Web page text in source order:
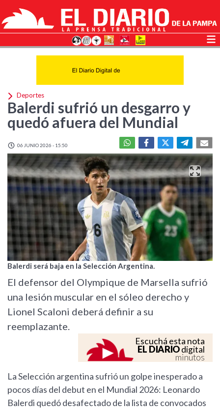
Deportes
Balerdi sufrió un desgarro y
quedó afuera del Mundial
06 JUNIO 2026 - 15:50
Balerdi será baja en la Selección Argentina.
El defensor del Olympique de Marsella sufrió
una lesión muscular en el sóleo derecho y
Lionel Scaloni deberá definir a su
reemplazante.
Escuchá esta nota
EL DIARIOdigital
minutos
La Selección argentina sufrió un golpe inesperado a
pocos días del debut en el Mundial 2026: Leonardo
Balerdi quedó desafectado de la lista de convocados